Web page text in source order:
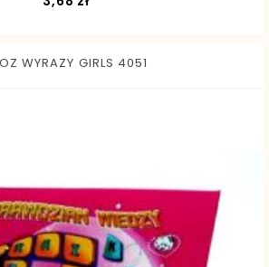
WYRAZY GIRLS 4051